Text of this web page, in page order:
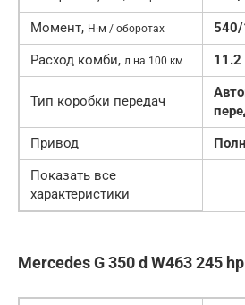
Момент, Н·м / оборотах
Расход комби, л на 100 км 11.2
Тип коробки передач
Привод
Показать все
характеристики
Mercedes G 350 d W463 245 hp